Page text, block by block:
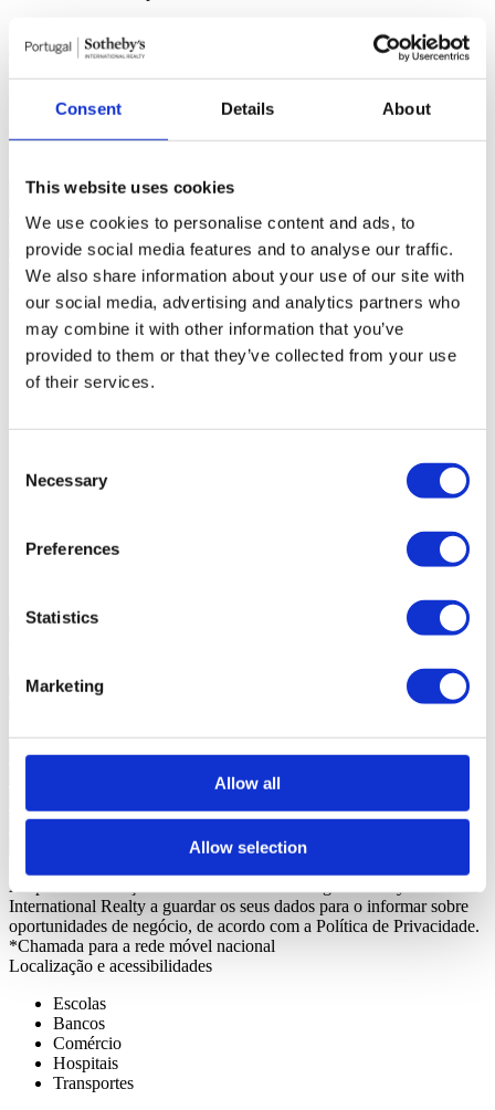
Consent Details About
This website uses cookies
We use cookies to personalise content and ads, to
provide social media features and to analyse our traffic.
We also share information about your use of our site with
our social media, advertising and analytics partners who
may combine it with other information that you’ve
provided to them or that they’ve collected from your use
of their services.
Selection
Necessary
Preferences
Statistics
Marketing
Allow all
Allow selection
Situado próximo do centro de Cascais, está a poucos minutos a pé
de esplanadas, restaurantes, comércio local e da estação de
desportivos e acesso rápido à A5. A apenas 30 minutos de Lisboa,
Informação geral Certificação
Referência 102250083
Finalidade Venda
Preço de Venda
Distrito Lisboa
Zona Cascais
Área Útil
Ao pedir informações está a autorizar a Portugal Sotheby's
International Realty a guardar os seus dados para o informar sobre
oportunidades de negócio, de acordo com a Política de Privacidade.
*Chamada para a rede móvel nacional
Localização e acessibilidades
Escolas
Bancos
Comércio
Hospitais
Transportes